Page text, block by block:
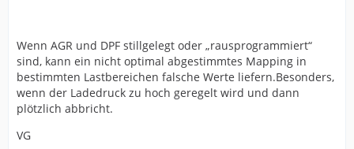
Wenn AGR und DPF stillgelegt oder „rausprogrammiert“
sind, kann ein nicht optimal abgestimmtes Mapping in
bestimmten Lastbereichen falsche Werte liefern.Besonders,
wenn der Ladedruck zu hoch geregelt wird und dann
plötzlich abbricht.
VG